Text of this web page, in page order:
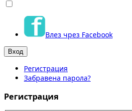
Влез чрез Facebook
Регистрация
Забравена парола?
Регистрация